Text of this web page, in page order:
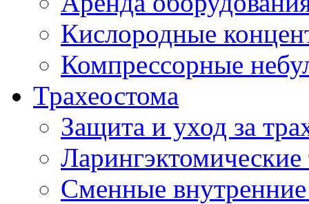
Кислородные
Компрессорные
Трахеостома
Защита и уход за
Сменные